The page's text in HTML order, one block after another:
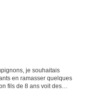
je souhaitais
en ramasser quelques
fils de 8 ans voit des